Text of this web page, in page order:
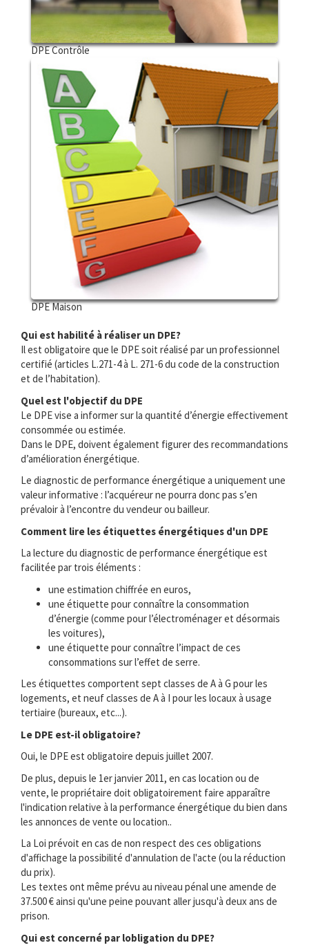
DPE Contrôle
DPE Maison
Qui est habilité à réaliser un DPE?
Il est obligatoire que le DPE soit réalisé par un professionnel
certifié (articles L.271-4 à L. 271-6 du code de la construction
et de l’habitation).
Quel est l'objectif du DPE
Le DPE vise a informer sur la quantité d’énergie effectivement
consommée ou estimée.
Dans le DPE, doivent également figurer des recommandations
d’amélioration énergétique.
Le diagnostic de performance énergétique a uniquement une
valeur informative : l’acquéreur ne pourra donc pas s’en
prévaloir à l’encontre du vendeur ou bailleur.
Comment lire les étiquettes énergétiques d'un DPE
La lecture du diagnostic de performance énergétique est
facilitée par trois éléments :
une estimation chiffrée en euros,
une étiquette pour connaître la consommation
d’énergie (comme pour l’électroménager et désormais
les voitures),
une étiquette pour connaître l’impact de ces
consommations sur l’effet de serre.
Les étiquettes comportent sept classes de A à G pour les
logements, et neuf classes de A à I pour les locaux à usage
tertiaire (bureaux, etc...).
Le DPE est-il obligatoire?
Oui, le DPE est obligatoire depuis juillet 2007.
De plus, depuis le 1er janvier 2011, en cas location ou de
vente, le propriétaire doit obligatoirement faire apparaître
l'indication relative à la performance énergétique du bien dans
les annonces de vente ou location..
La Loi prévoit en cas de non respect des ces obligations
d'affichage la possibilité d'annulation de l'acte (ou la réduction
du prix).
Les textes ont même prévu au niveau pénal une amende de
37.500 € ainsi qu'une peine pouvant aller jusqu'à deux ans de
prison.
Qui est concerné par lobligation du DPE?